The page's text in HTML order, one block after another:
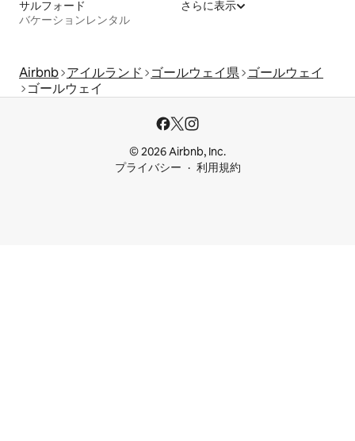
サルフォード
バケーションレンタル
さらに表示
Airbnb アイルランド ゴールウェイ県 ゴールウェイ
ゴールウェイ
© 2026 Airbnb, Inc.
プライバシー
利用規約